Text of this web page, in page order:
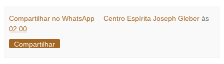
Compartilhar no WhatsApp Centro Espírita Joseph Gleber às
02:00
Compartilhar